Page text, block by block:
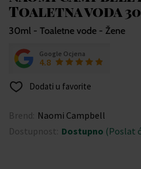
Toaletna voda
30ml - Toaletne vode - Žene
Google Ocjena
4.8
Dodati u favorite
Brend: Naomi Campbell
Dostupnost: Dostupno (Poslat